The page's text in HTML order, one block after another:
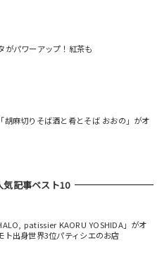
がパワーアップ！紅茶も
胡麻切りそば酒と肴とそば おおの」がオ
気記事ベスト10
patissier KAORU YOSHIDA」がオ
ト出身世界3位パティシエのお店